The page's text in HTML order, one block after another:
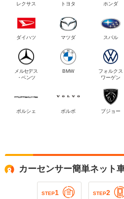
レクサス トヨタ ホンダ
ダイハツ マツダ スバル
メルセデス
・ベンツ
BMW
フォルクス
ワーゲン
ポルシェ ボルボ プジョー
カーセンサー簡単ネット
STEP1 STEP2